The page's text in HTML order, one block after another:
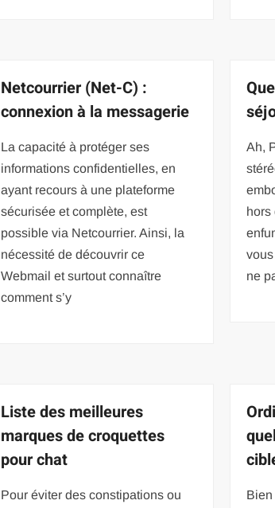
Netcourrier (Net-C) :
connexion à la messagerie
La capacité à protéger ses
informations confidentielles, en
ayant recours à une plateforme
sécurisée et complète, est
possible via Netcourrier. Ainsi, la
nécessité de découvrir ce
Webmail et surtout connaître
comment s’y
Ah,
hors
ne
Liste des meilleures
marques de croquettes
pour chat
Pour éviter des constipations ou